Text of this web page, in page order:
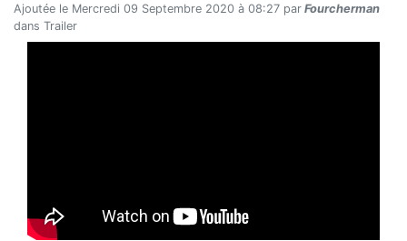
Ajoutée le Mercredi 09 Septembre 2020 à 08:27 par Fourcherman
dans Trailer